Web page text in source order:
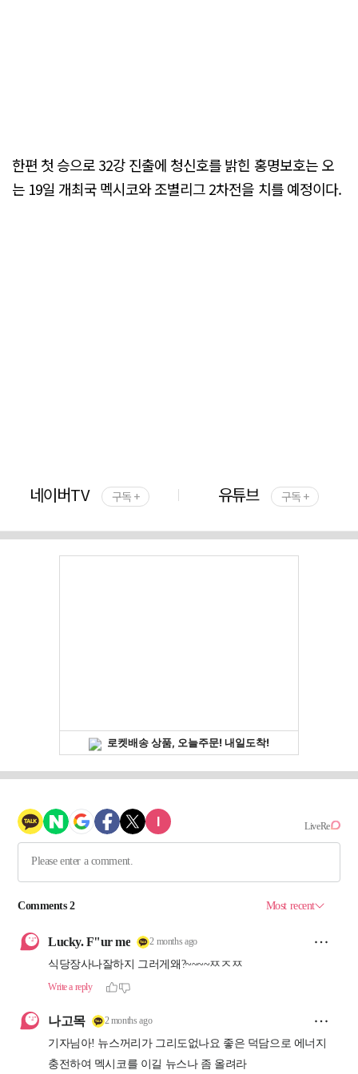
한편 첫 승으로 32강 진출에 청신호를 밝힌 홍명보호는 오
는 19일 개최국 멕시코와 조별리그 2차전을 치를 예정이다.
네이버TV 구독 + 유튜브 구독 +